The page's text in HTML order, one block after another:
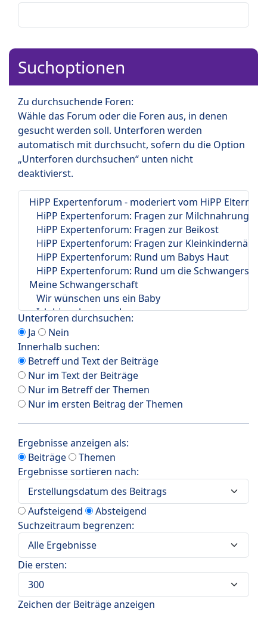
Suchoptionen
Zu durchsuchende Foren:
Wähle das Forum oder die Foren aus, in denen
gesucht werden soll. Unterforen werden
automatisch mit durchsucht, sofern du die Option
„Unterforen durchsuchen“ unten nicht
deaktivierst.
Unterforen durchsuchen:
Ja
Nein
Innerhalb suchen:
Betreff und Text der Beiträge
Nur im Text der Beiträge
Nur im Betreff der Themen
Nur im ersten Beitrag der Themen
Ergebnisse anzeigen als:
Beiträge
Themen
Ergebnisse sortieren nach:
Aufsteigend
Absteigend
Suchzeitraum begrenzen:
Die ersten:
Zeichen der Beiträge anzeigen